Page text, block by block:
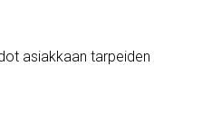
asiakkaan tarpeiden